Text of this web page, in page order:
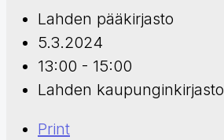
Lahden pääkirjasto
5.3.2024
13:00 - 15:00
Lahden kaupunginkirjasto
Print